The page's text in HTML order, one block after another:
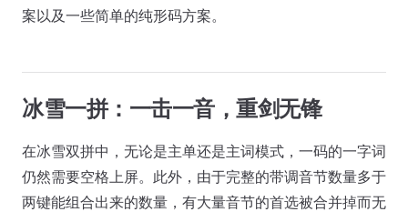
案以及一些简单的纯形码方案。
冰雪一拼：一击一音，重剑无锋
在冰雪双拼中，无论是主单还是主词模式，一码的一字词
仍然需要空格上屏。此外，由于完整的带调音节数量多于
两键能组合出来的数量，有大量音节的首选被合并掉而无